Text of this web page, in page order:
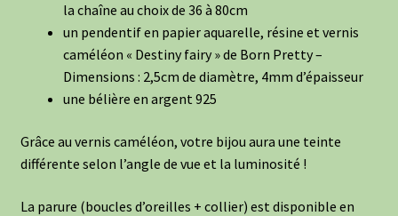
la chaîne au choix de 36 à 80cm
un pendentif en papier aquarelle, résine et vernis
caméléon « Destiny fairy » de Born Pretty –
Dimensions : 2,5cm de diamètre, 4mm d’épaisseur
une bélière en argent 925
Grâce au vernis caméléon, votre bijou aura une teinte
différente selon l’angle de vue et la luminosité !
La parure (boucles d’oreilles + collier) est disponible en